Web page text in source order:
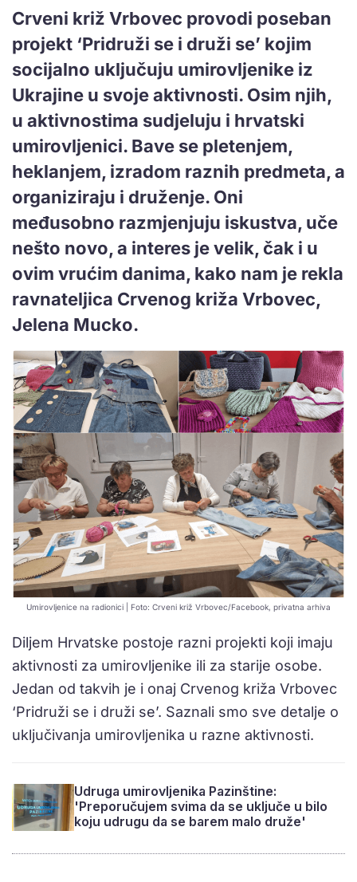
Crveni križ Vrbovec provodi poseban
projekt ‘Pridruži se i druži se’ kojim
socijalno uključuju umirovljenike iz
Ukrajine u svoje aktivnosti. Osim njih,
u aktivnostima sudjeluju i hrvatski
umirovljenici. Bave se pletenjem,
heklanjem, izradom raznih predmeta, a
organiziraju i druženje. Oni
međusobno razmjenjuju iskustva, uče
nešto novo, a interes je velik, čak i u
ovim vrućim danima, kako nam je rekla
ravnateljica Crvenog križa Vrbovec,
Jelena Mucko.
Umirovljenice na radionici | Foto: Crveni križ Vrbovec/Facebook, privatna arhiva
Diljem Hrvatske postoje razni projekti koji imaju
aktivnosti za umirovljenike ili za starije osobe.
Jedan od takvih je i onaj Crvenog križa Vrbovec
‘Pridruži se i druži se’. Saznali smo sve detalje o
uključivanja umirovljenika u razne aktivnosti.
Udruga umirovljenika Pazinštine:
'Preporučujem svima da se uključe u bilo
koju udrugu da se barem malo druže'